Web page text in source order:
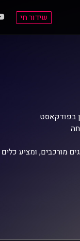
שידור חי
בפודקאסט.
מורכבים, ומציע כלים